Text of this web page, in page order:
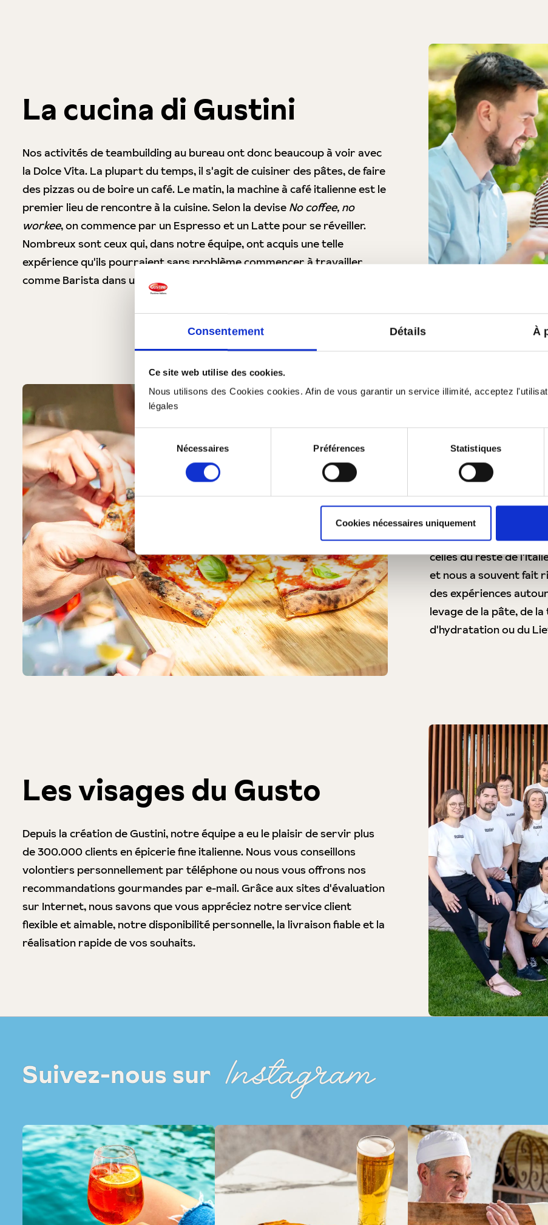
Consentement Détails À
Ce site web utilise des cookies.
Nous utilisons des Cookies cookies. Afin de vous garantir un service illimité, acceptez
légales
Sélection
consentement
Nécessaires Préférences Statistiques
Cookies nécessaires uniquement
La cucina di Gustini
Nos activités de teambuilding au bureau ont donc beaucoup à voir avec
la Dolce Vita. La plupart du temps, il s'agit de cuisiner des pâtes, de faire
des pizzas ou de boire un café. Le matin, la machine à café italienne est le
premier lieu de rencontre à la cuisine. Selon la devise No coffee, no
workee, on commence par un Espresso et un Latte pour se réveiller.
Nombreux sont ceux qui, dans notre équipe, ont acquis une telle
expérience qu'ils pourraient sans problème commencer à travailler
comme Barista dans un café.
Yay,
Le midi, au bureau,
table de la cuisine.
régulièrement
savoir que la culture
celles du reste de
et nous a souvent fait
des expériences
levage de la pâte, de
d'hydratation ou du
Les visages du Gusto
Depuis la création de Gustini, notre équipe a eu le plaisir de servir plus
de 300.000 clients en épicerie fine italienne. Nous vous conseillons
volontiers personnellement par téléphone ou nous vous offrons nos
recommandations gourmandes par e-mail. Grâce aux sites d'évaluation
sur Internet, nous savons que vous appréciez notre service client
flexible et aimable, notre disponibilité personnelle, la livraison fiable et la
réalisation rapide de vos souhaits.
Suivez-nous sur Instagram